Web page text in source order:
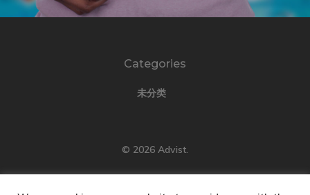
Categories
未分类
© 2026 Advist.